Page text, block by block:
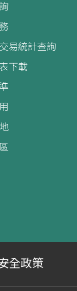
易統計查詢
下載
全政策